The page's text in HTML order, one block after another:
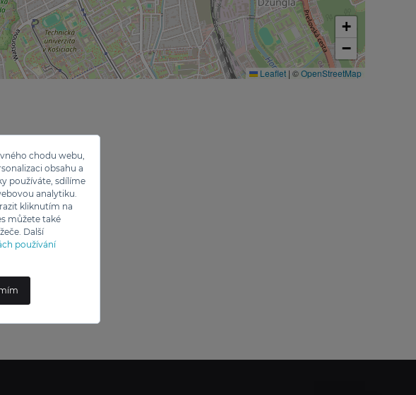
chodu webu,
obsahu a
používáte, sdílíme
analytiku.
kliknutím na
můžete také
Další
používání
+
−
Leaflet | ©OpenStreetMap